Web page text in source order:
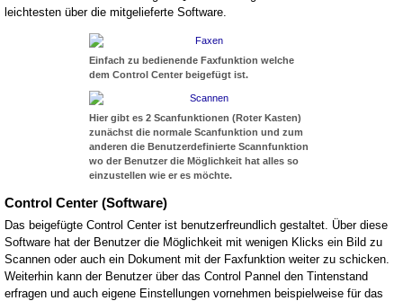
leichtesten über die mitgelieferte Software.
Einfach zu bedienende Faxfunktion welche
dem Control Center beigefügt ist.
Hier gibt es 2 Scanfunktionen (Roter Kasten)
zunächst die normale Scanfunktion und zum
anderen die Benutzerdefinierte Scannfunktion
wo der Benutzer die Möglichkeit hat alles so
einzustellen wie er es möchte.
Control Center (Software)
Das beigefügte Control Center ist benutzerfreundlich gestaltet. Über diese
Software hat der Benutzer die Möglichkeit mit wenigen Klicks ein Bild zu
Scannen oder auch ein Dokument mit der Faxfunktion weiter zu schicken.
Weiterhin kann der Benutzer über das Control Pannel den Tintenstand
erfragen und auch eigene Einstellungen vornehmen beispielweise für das